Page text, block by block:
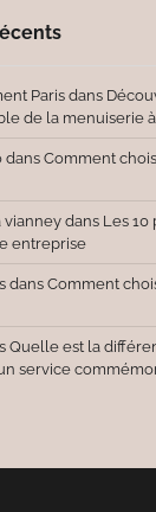
Paris dans
de la menuiserie
dans Comment
vianney dans Les 10
entreprise
dans Comment
Quelle est la
service